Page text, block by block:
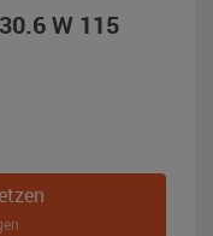
W 115,
(MB